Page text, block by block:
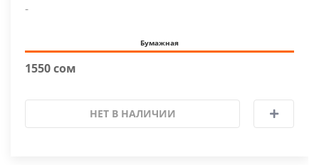
-
Бумажная
1550 сом
НЕТ В НАЛИЧИИ